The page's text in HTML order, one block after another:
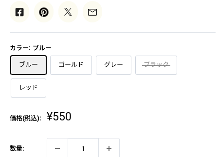
カラー: ブルー
ブルー ゴールド グレー ブラック
レッド
価格(税込):
販
価
格
¥550
数量: